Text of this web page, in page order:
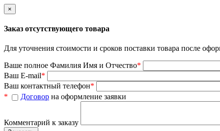
×
Заказ отсутствующего товара
Для уточнения стоимости и сроков поставки товара после
Ваше полное Фамилия Имя и Отчество*
Ваш E-mail*
Ваш контактный телефон*
*
Договор на оформление заявки
Комментарий к заказу